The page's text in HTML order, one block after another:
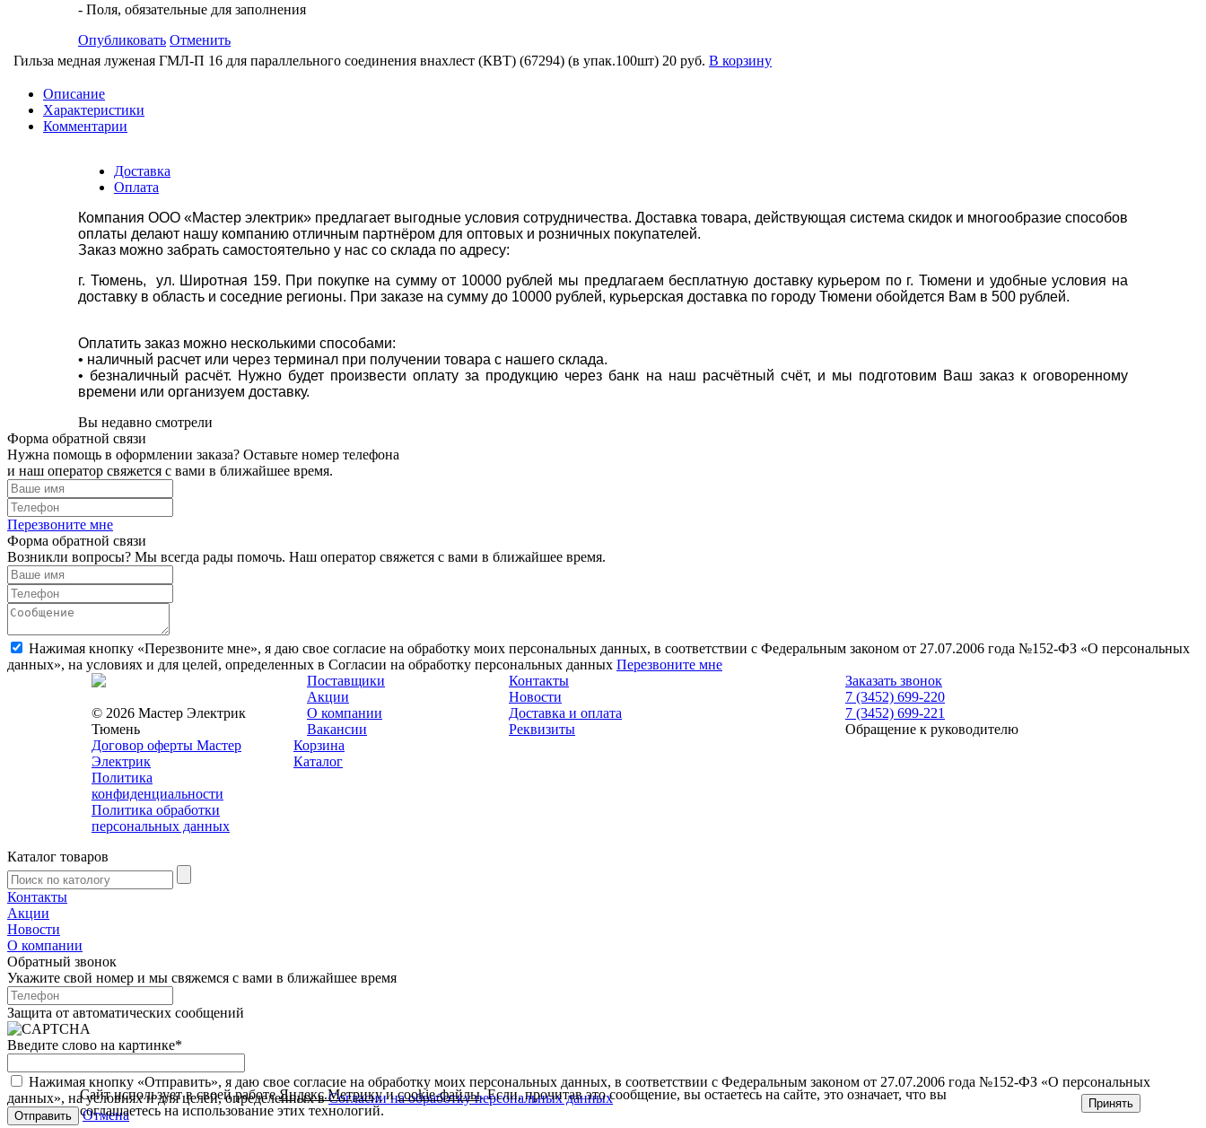
- Поля, обязательные для заполнения
Опубликовать Отменить
Гильза медная луженая ГМЛ-П 16 для параллельного соединения внахлест (КВТ) (67294) (в упак.100шт) 20 руб. В корзину
Описание
Характеристики
Комментарии
Доставка
Оплата
Компания ООО «Мастер электрик» предлагает выгодные условия сотрудничества. Доставка товара, действующая система скидок и многообразие способов
оплаты делают нашу компанию отличным партнёром для оптовых и розничных покупателей.
Заказ можно забрать самостоятельно у нас со склада по адресу:
г. Тюмень, ул. Широтная 159. При покупке на сумму от 10000 рублей мы предлагаем бесплатную доставку курьером по г. Тюмени и удобные условия на
доставку в область и соседние регионы. При заказе на сумму до 10000 рублей, курьерская доставка по городу Тюмени обойдется Вам в 500 рублей.
Оплатить заказ можно несколькими способами:
• наличный расчет или через терминал при получении товара с нашего склада.
• безналичный расчёт. Нужно будет произвести оплату за продукцию через банк на наш расчётный счёт, и мы подготовим Ваш заказ к оговоренному
времени или организуем доставку.
Вы недавно смотрели
Форма обратной связи
Нужна помощь в оформлении заказа? Оставьте номер телефона
и наш оператор свяжется с вами в ближайшее время.
Перезвоните мне
Форма обратной связи
Возникли вопросы? Мы всегда рады помочь. Наш оператор свяжется с вами в ближайшее время.
Нажимая кнопку «Перезвоните мне», я даю свое согласие на обработку моих персональных данных, в соответствии с Федеральным законом от 27.07.2006 года №152-ФЗ «О персональных
данных», на условиях и для целей, определенных в Согласии на обработку персональных данных Перезвоните мне
© 2026 Мастер Электрик
Тюмень
Договор оферты Мастер
Электрик
Политика
конфиденциальности
Политика обработки
персональных данных
Поставщики
Контакты
Акции
Новости
О компании
Доставка и оплата
Вакансии
Реквизиты
Заказать звонок
7 (3452) 699-220
7 (3452) 699-221
Обращение к руководителю
Корзина
Каталог
Каталог товаров
Контакты
Акции
Новости
О компании
Обратный звонок
Укажите свой номер и мы свяжемся с вами в ближайшее время
Защита от автоматических сообщений
Введите слово на картинке*
Нажимая кнопку «Отправить», я даю свое согласие на обработку моих персональных данных, в соответствии с Федеральным законом от 27.07.2006 года №152-ФЗ «О персональных
данных», на условиях и для целей, определенных вСогласии на обработку персональных данных
Отмена
Сайт использует в своей работеЯндекс.Метрикуиcookie-файлы. Если, прочитав это сообщение, вы остаетесь на сайте, это означает, что вы
соглашаетесь на использование этих технологий.
Принять